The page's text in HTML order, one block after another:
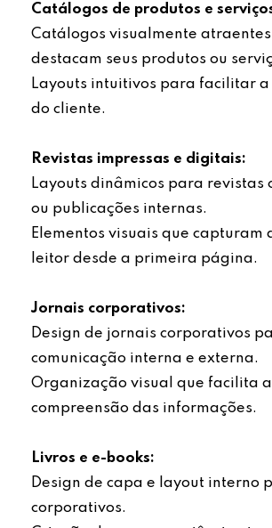
Catálogos de produtos e
Catálogos visualmente
destacam seus produtos ou
Layouts intuitivos para facilitar
do cliente.
Revistas impressas e digitais:
Layouts dinâmicos para revistas
ou publicações internas.
Elementos visuais que capturam
leitor desde a primeira página.
Jornais corporativos:
Design de jornais corporativos
comunicação interna e externa.
Organização visual que facilita
compreensão das informações.
Livros e e-books:
Design de capa e layout interno
corporativos.